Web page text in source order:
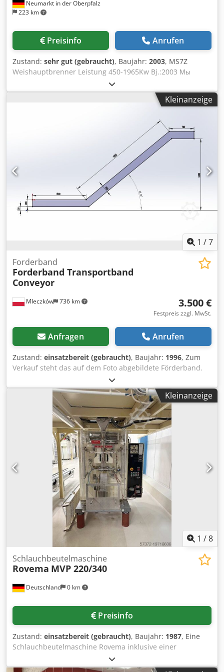
Neumarkt in der Oberpfalz
223 km
Preisinfo Anrufen
Zustand: sehr gut (gebraucht), Baujahr: 2003, MS7Z
Weishauptbrenner Leistung 450-1965Kw Bj.:2003 Мы
говорим по русски! Besichtigung bitte nur nach
telefonische Absprache! Bevorzugter Verkauf an Händler,
Gewerbetreibende oder Export. Alle Angaben ohne
Verkäufer übernimmt keine Haftung für Tipp und
Datenübermittlungsfehler. Gern nehmen wir Ihren
Gebrauchtkessel oder Brenner in kauf! Codpfxsvgmg Sj
Aamjrf Selbstverständlich erledigen wir auch sämtliche
Formalitäten Verladung möglich
Kleinanzeige
1 /7
Mleczków 736 km
Forderband
Forderband Transportband
Conveyor
3.500 €
Festpreis zzgl. MwSt.
Anfragen Anrufen
Zustand: einsatzbereit (gebraucht), Baujahr: 1996, Zum
Verkauf steht das auf dem Foto abgebildete Förderband.
Bei Interesse bitte ich um Kontaktaufnahme. Csdpsvb Ilfjfx
Aamjrf
Kleinanzeige
1 /8
Deutschland 0 km
Schlauchbeutelmaschine
Rovema MVP 220/340
Preisinfo
Zustand: einsatzbereit (gebraucht), Baujahr: 1987, Eine
Schlauchbeutelmaschine Rovema inklusive einer
Mehrkopfwaage Ishida CCW-S-211 steht zur Verfügung.
Beuteldimensionen X/Y: 220mm/340mm,